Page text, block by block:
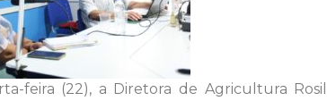
feira (22), a Diretora de Agricultura